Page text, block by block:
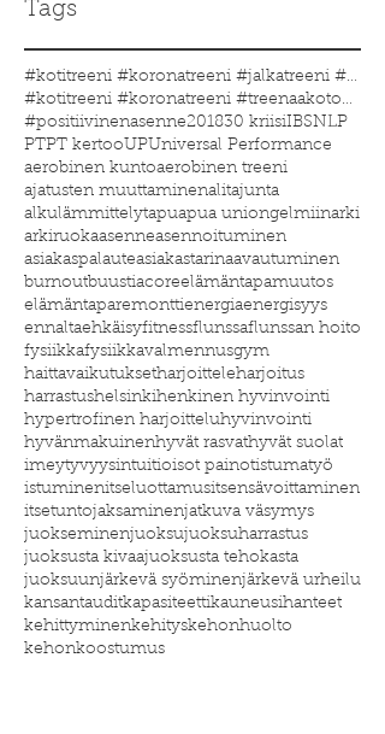
Tags
#kotitreeni #koronatreeni #jalkatreeni #treenakoto
#kotitreeni #koronatreeni #treenaakotona #treenaau
#positiivinenasenne201830 kriisiIBSNLP
PTPT kertooUPUniversal Performance
aerobinen kuntoaerobinen treeni
ajatusten muuttaminenalitajunta
alkulämmittelytapuapua uniongelmiinarki
arkiruokaasenneasennoituminen
asiakaspalauteasiakastarinaavautuminen
burnoutbuustiacoreelämäntapamuutos
elämäntaparemonttienergiaenergisyys
ennaltaehkäisyfitnessflunssaflunssan hoito
fysiikkafysiikkavalmennusgym
haittavaikutuksetharjoitteleharjoitus
harrastushelsinkihenkinen hyvinvointi
hypertrofinen harjoitteluhyvinvointi
hyvänmakuinenhyvät rasvathyvät suolat
imeytyvyysintuitioisot painotistumatyö
istuminenitseluottamusitsensävoittaminen
itsetuntojaksaminenjatkuva väsymys
juokseminenjuoksujuoksuharrastus
juoksusta kivaajuoksusta tehokasta
juoksuunjärkevä syöminenjärkevä urheilu
kansantauditkapasiteettikauneusihanteet
kehittyminenkehityskehonhuolto
kehonkoostumus